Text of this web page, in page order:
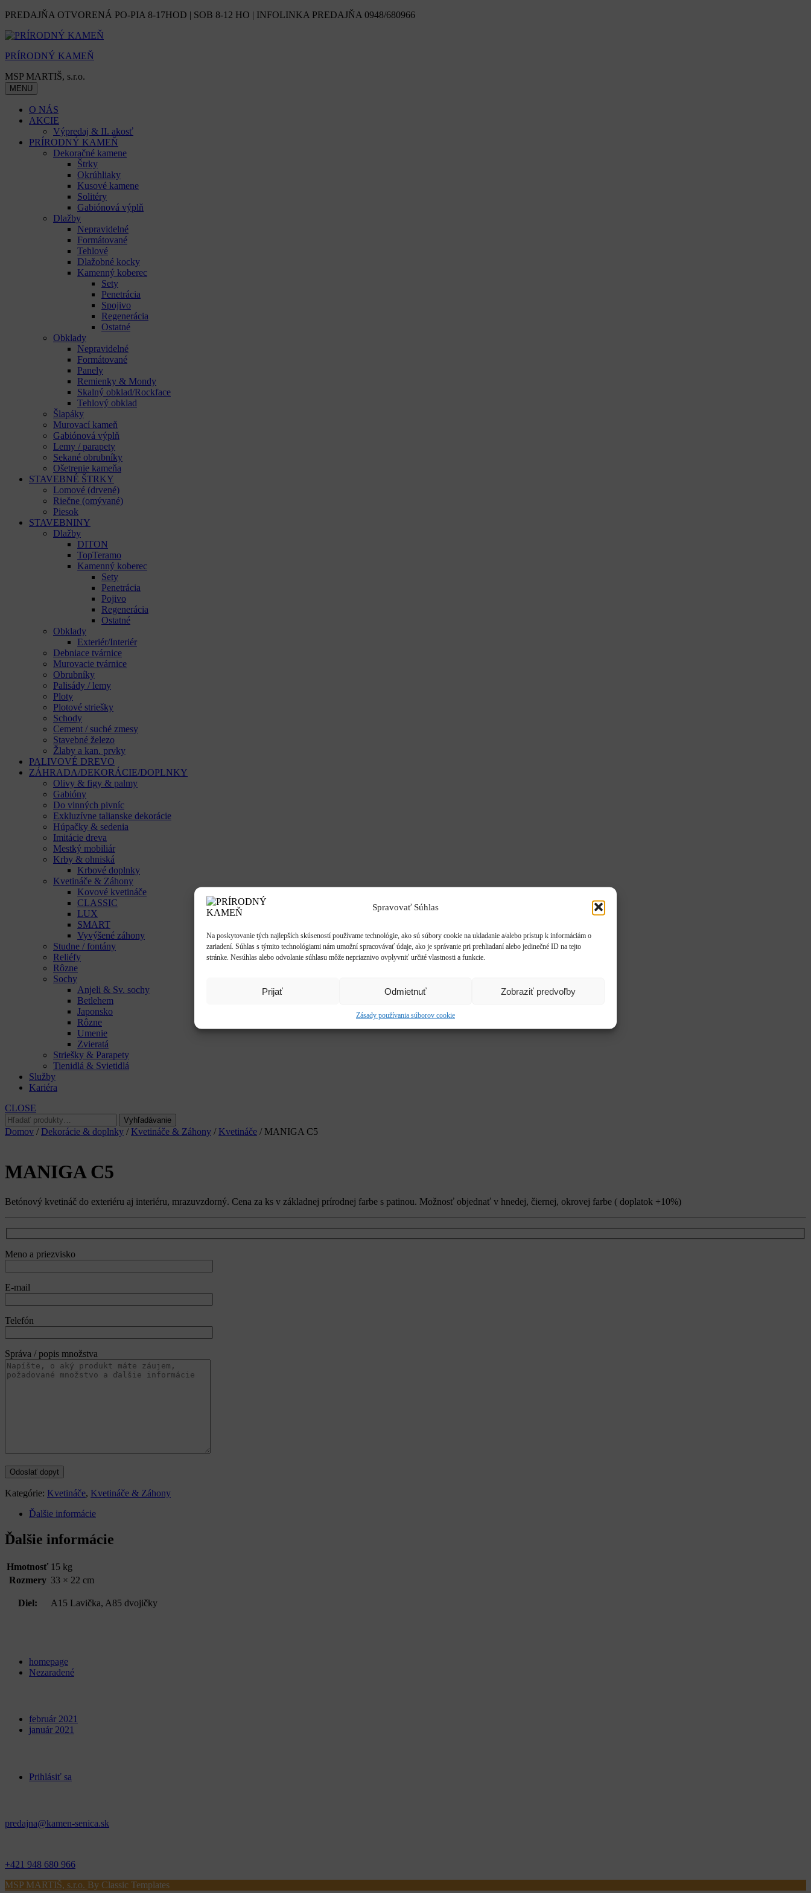
Spravovať Súhlas
Na poskytovanie tých najlepších skúseností používame technológie, ako sú súbory cookie na ukladanie a/alebo prístup k informáciám o
zariadení. Súhlas s týmito technológiami nám umožní spracovávať údaje, ako je správanie pri prehliadaní alebo jedinečné ID na tejto
stránke. Nesúhlas alebo odvolanie súhlasu môže nepriaznivo ovplyvniť určité vlastnosti a funkcie.
Prijať Odmietnuť Zobraziť predvoľby
Zásady používania súborov cookie
Skip
content
PREDAJŇA OTVORENÁ PO-PIA 8-17HOD | SOB 8-12 HO | INFOLINKA PREDAJŇA 0948/680966
PRÍRODNÝ KAMEŇ
MSP MARTIŠ, s.r.o.
MENU
O NÁS
AKCIE
Výpredaj & II. akosť
PRÍRODNÝ KAMEŇ
Dekoračné kamene
Štrky
Okrúhliaky
Kusové kamene
Solitéry
Gabiónová výplň
Dlažby
Nepravidelné
Formátované
Tehlové
Dlažobné kocky
Kamenný koberec
Sety
Penetrácia
Spojivo
Regenerácia
Ostatné
Obklady
Nepravidelné
Formátované
Panely
Remienky & Mondy
Skalný obklad/Rockface
Tehlový obklad
Šlapáky
Murovací kameň
Gabiónová výplň
Lemy / parapety
Sekané obrubníky
Ošetrenie kameňa
STAVEBNÉ ŠTRKY
Lomové (drvené)
Riečne (omývané)
Piesok
STAVEBNINY
Dlažby
DITON
TopTeramo
Kamenný koberec
Sety
Penetrácia
Pojivo
Regenerácia
Ostatné
Obklady
Exteriér/Interiér
Debniace tvárnice
Murovacie tvárnice
Obrubníky
Palisády / lemy
Ploty
Plotové striešky
Schody
Cement / suché zmesy
Stavebné železo
Žlaby a kan. prvky
PALIVOVÉ DREVO
ZÁHRADA/DEKORÁCIE/DOPLNKY
Olivy & figy & palmy
Gabióny
Do vinných pivníc
Exkluzívne talianske dekorácie
Húpačky & sedenia
Imitácie dreva
Mestký mobiliár
Krby & ohniská
Krbové doplnky
Kvetináče & Záhony
Kovové kvetináče
CLASSIC
LUX
SMART
Vyvýšené záhony
Studne / fontány
Reliéfy
Rôzne
Sochy
Anjeli & Sv. sochy
Betlehem
Japonsko
Rôzne
Umenie
Zvieratá
Striešky & Parapety
Tienidlá & Svietidlá
Služby
Kariéra
CLOSE
Hľadať:
Vyhľadávanie
Domov / Dekorácie & doplnky / Kvetináče & Záhony / Kvetináče / MANIGA C5
MANIGA C5
Betónový kvetináč do exteriéru aj interiéru, mrazuvzdorný. Cena za ks v základnej prírodnej farbe s patinou. Možnosť objednať v hnedej, čiernej, okrovej farbe ( doplatok +10%)
Meno a priezvisko
E-mail
Telefón
Správa / popis množstva
Kategórie: Kvetináče, Kvetináče & Záhony
Ďalšie informácie
Ďalšie informácie
Hmotnosť 15 kg
Rozmery 33 × 22 cm
Diel: A15 Lavička, A85 dvojičky
homepage
Nezaradené
február 2021
január 2021
Prihlásiť sa
predajna@kamen-senica.sk
+421 948 680 966
MSP MARTIŠ, s.r.o. By Classic Templates